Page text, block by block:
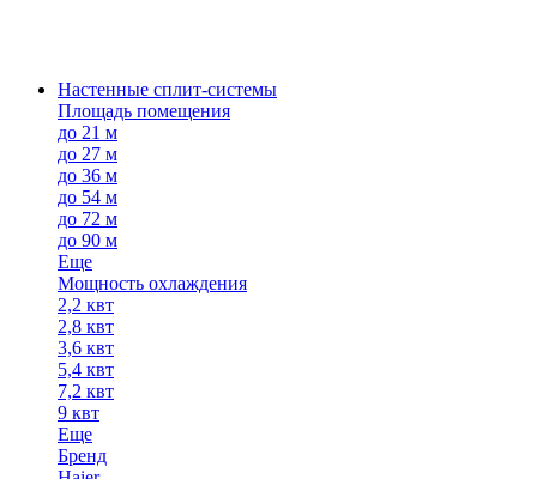
Настенные сплит-системы
Площадь помещения
до 21 м
до 27 м
до 36 м
до 54 м
до 72 м
до 90 м
Еще
Мощность охлаждения
2,2 квт
2,8 квт
3,6 квт
5,4 квт
7,2 квт
9 квт
Еще
Бренд